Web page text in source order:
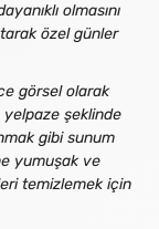
olmasını
özel günler
görsel olarak
yelpaze şeklinde
gibi sunum
yumuşak ve
temizlemek için